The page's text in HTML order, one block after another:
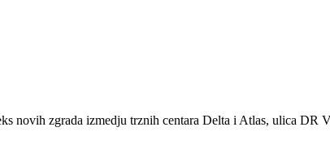
novih zgrada izmedju trznih centara Delta i Atlas, ulica DR